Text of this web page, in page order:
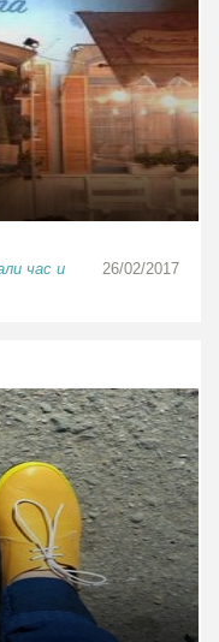
час и
26/02/2017